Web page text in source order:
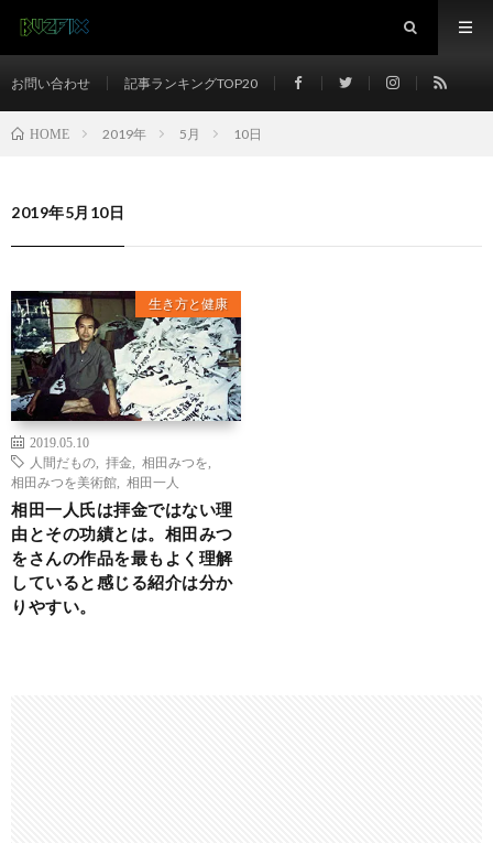
お問い合わせ 記事ランキングTOP20
HOME 2019年 5月 10日
2019年5月10日
生き方と健康
2019.05.10
人間だもの
拝金 相田みつを
相田みつを美術館
相田一人
相田一人氏は拝金ではない理
由とその功績とは。相田みつ
をさんの作品を最もよく理解
していると感じる紹介は分か
りやすい。